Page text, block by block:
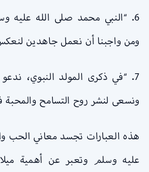
6. “النبي محمد صلى الله عليه
ومن واجبنا أن نعمل جاهدين
7. “في ذكرى المولد النبوي،
ونسعى لنشر روح التسامح والمحبة
هذه العبارات تجسد معاني الحب
عليه وسلم وتعبر عن أهمية